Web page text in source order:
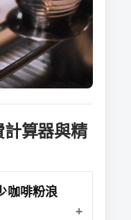
算器與精
咖啡粉浪